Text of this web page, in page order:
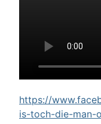
https://
is-toch-die-man-